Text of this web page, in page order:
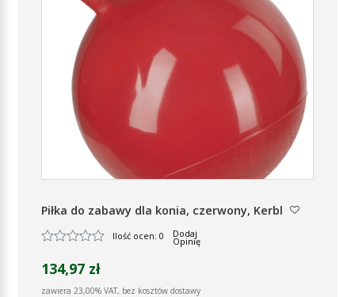
Piłka do zabawy dla konia, czerwony, Kerbl
Ilość ocen: 0 Dodaj
Opinię
134,97 zł
zawiera 23,00% VAT, bez kosztów dostawy